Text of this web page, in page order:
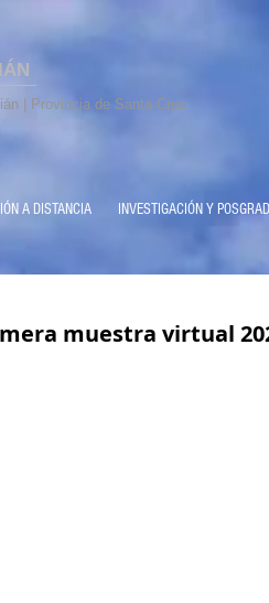
| Provincia de Santa Cruz
A DISTANCIA INVESTIGACIÓN Y
muestra virtual